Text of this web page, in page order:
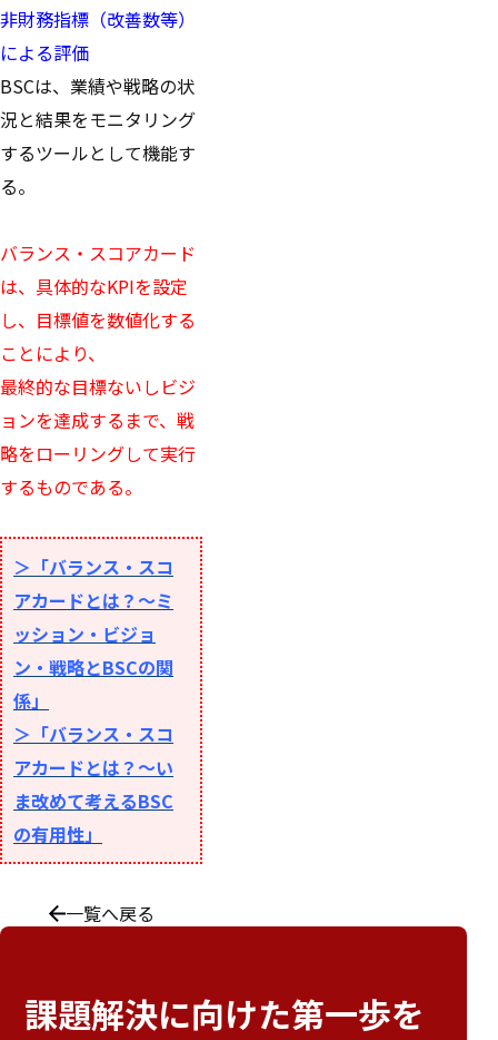
非財務指標（改善数等）
による評価
BSCは、業績や戦略の状
況と結果をモニタリング
するツールとして機能す
る。
バランス・スコアカード
は、具体的なKPIを設定
し、目標値を数値化する
ことにより、
最終的な目標ないしビジ
ョンを達成するまで、戦
略をローリングして実行
するものである。
＞「バランス・スコ
アカードとは？～ミ
ッション・ビジョ
ン・戦略とBSCの関
係」
＞「バランス・スコ
アカードとは？～い
ま改めて考えるBSC
の有用性」
一覧へ戻る
課題解決に向けた第一歩を